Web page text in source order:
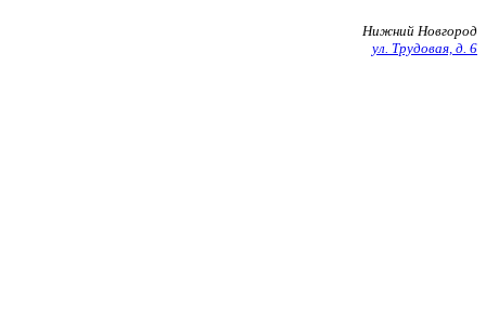
Нижний Новгород
ул. Трудовая, д. 6